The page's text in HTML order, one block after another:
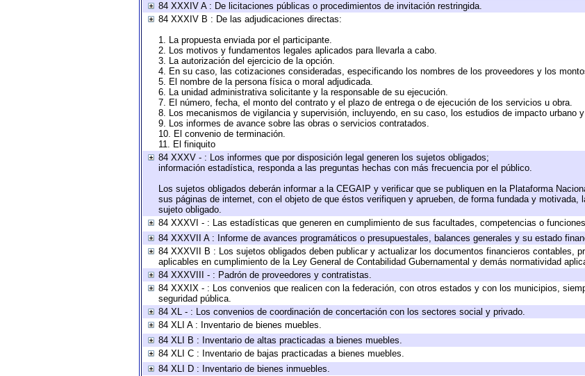
84 XXXIV A : De licitaciones públicas o procedimientos de invitación restringida.
84 XXXIV B : De las adjudicaciones directas:
1. La propuesta enviada por el participante.
2. Los motivos y fundamentos legales aplicados para llevarla a cabo.
3. La autorización del ejercicio de la opción.
4. En su caso, las cotizaciones consideradas, especificando los nombres de los proveedores y los
5. El nombre de la persona física o moral adjudicada.
6. La unidad administrativa solicitante y la responsable de su ejecución.
7. El número, fecha, el monto del contrato y el plazo de entrega o de ejecución de los servicios u obra.
8. Los mecanismos de vigilancia y supervisión, incluyendo, en su caso, los estudios de impacto urbano
9. Los informes de avance sobre las obras o servicios contratados.
10. El convenio de terminación.
11. El finiquito
84 XXXV - : Los informes que por disposición legal generen los sujetos obligados;
información estadística, responda a las preguntas hechas con más frecuencia por el público.
Los sujetos obligados deberán informar a la CEGAIP y verificar que se publiquen en la Plataforma
sus páginas de internet, con el objeto de que éstos verifiquen y aprueben, de forma fundada y motivada,
sujeto obligado.
84 XXXVI - : Las estadísticas que generen en cumplimiento de sus facultades, competencias o
84 XXXVII A : Informe de avances programáticos o presupuestales, balances generales y su estado
84 XXXVII B : Los sujetos obligados deben publicar y actualizar los documentos financieros contables,
aplicables en cumplimiento de la Ley General de Contabilidad Gubernamental y demás normatividad
84 XXXVIII - : Padrón de proveedores y contratistas.
84 XXXIX - : Los convenios que realicen con la federación, con otros estados y con los municipios,
seguridad pública.
84 XL - : Los convenios de coordinación de concertación con los sectores social y privado.
84 XLI A : Inventario de bienes muebles.
84 XLI B : Inventario de altas practicadas a bienes muebles.
84 XLI C : Inventario de bajas practicadas a bienes muebles.
84 XLI D : Inventario de bienes inmuebles.